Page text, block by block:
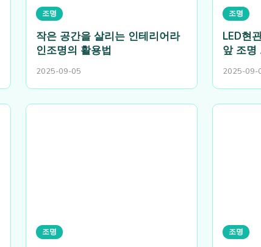
조명
작은 공간을 살리는 인테리어라
인조명의 활용법
2025-09-05
조명
LED현
앞 조명
2025-09-
조명 조명